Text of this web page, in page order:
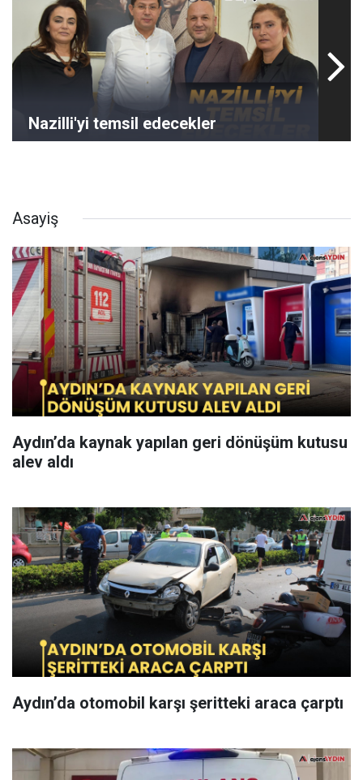
Nazilli'yi temsil edecekler
Asayiş
Aydın’da kaynak yapılan geri dönüşüm kutusu
alev aldı
Aydın’da otomobil karşı şeritteki araca çarptı